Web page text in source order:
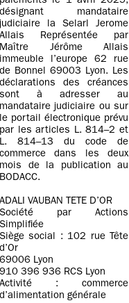
désignant mandataire
judiciaire la Selarl Jerome
Allais Représentée par
Maître Jérôme Allais
immeuble l’europe 62 rue
de Bonnel 69003 Lyon. Les
déclarations des créances
sont à adresser au
mandataire judiciaire ou sur
le portail électronique prévu
par les articles L. 814–2 et
L. 814–13 du code de
commerce dans les deux
mois de la publication au
BODACC.
ADALI VAUBAN TETE D’OR
Société par Actions
Simplifiée
Siège social : 102 rue Tête
d’Or
69006 Lyon
910 396 936 RCS Lyon
Activité : commerce
d’alimentation générale